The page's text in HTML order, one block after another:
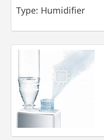
Type: Humidifier